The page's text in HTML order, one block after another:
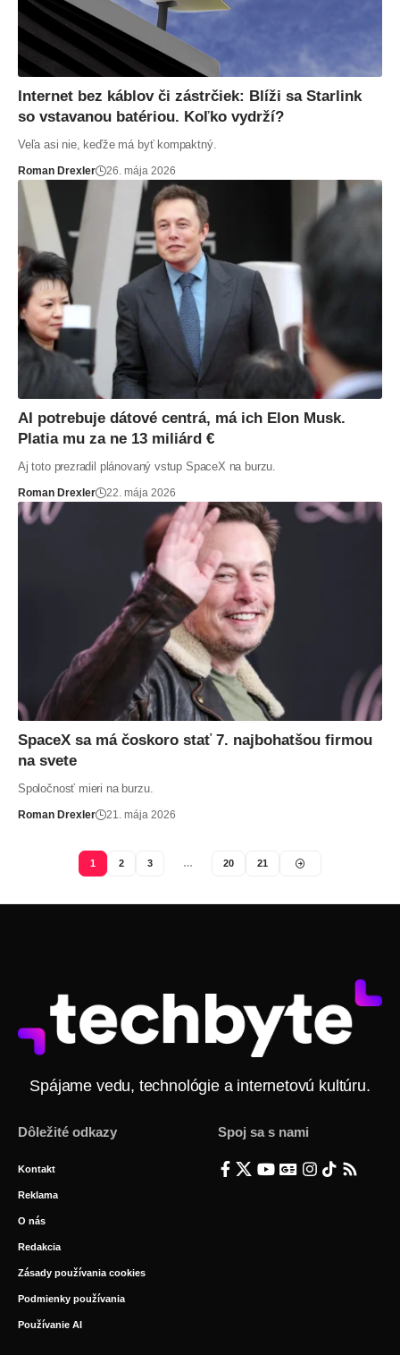
Internet bez káblov či zástrčiek: Blíži sa Starlink
so vstavanou batériou. Koľko vydrží?
Veľa asi nie, keďže má byť kompaktný.
Roman Drexler 26. mája 2026
AI potrebuje dátové centrá, má ich Elon Musk.
Platia mu za ne 13 miliárd €
Aj toto prezradil plánovaný vstup SpaceX na burzu.
Roman Drexler 22. mája 2026
SpaceX sa má čoskoro stať 7. najbohatšou firmou
na svete
Spoločnosť mieri na burzu.
Roman Drexler 21. mája 2026
1 2 3 … 20 21
Spájame vedu, technológie a internetovú kultúru.
Dôležité odkazy
Kontakt
Reklama
O nás
Redakcia
Zásady používania cookies
Podmienky používania
Používanie AI
Spoj sa s nami